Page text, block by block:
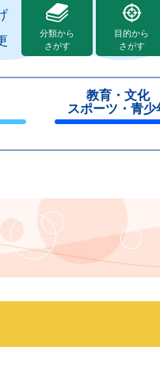
分類から
さがす
目的から
さがす
教育・文化
スポーツ・青少
じ